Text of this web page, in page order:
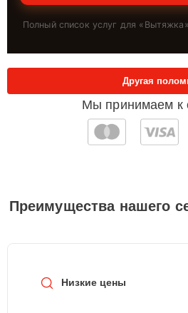
Полный список услуг для « Вытяжка
Мы принимаем к
Другая
Преимущества нашего
Низкие цены